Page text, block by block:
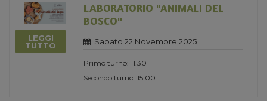
LEGGI
TUTTO
LABORATORIO "ANIMALI DEL
BOSCO"
Sabato 22 Novembre 2025
Primo turno: 11.30
Secondo turno: 15.00